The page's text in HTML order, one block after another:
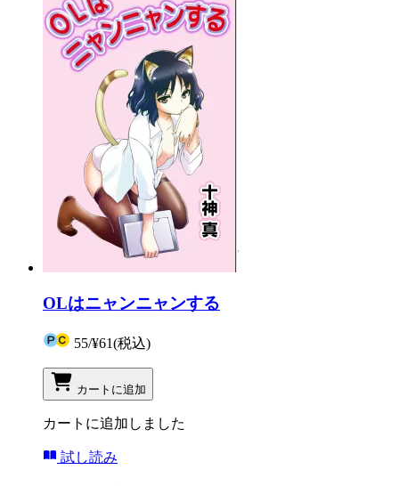
OLはニャンニャンする
55/¥61(税込)
カートに追加
カートに追加しました
試し読み